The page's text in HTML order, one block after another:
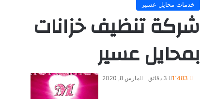
خدمات محايل عسير
شركة تنظيف خزانات
بمحايل عسير
مارس 8, 2020